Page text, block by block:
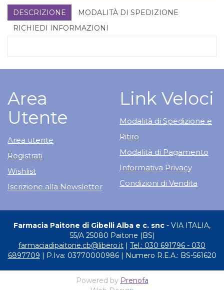
DESCRIZIONE
MODALITÀ DI SPEDIZIONE
RICHIEDI INFORMAZIONI
Area
Utente
Area utente
Registrati
Wishlist
Iscrizione alla Newsletter
Link Veloci
Modalità di Spedizione e
Ritiro
Modalità di Pagamento
Informativa Privacy
Condizioni di Vendita
Farmacia Paitone di Gibelli Alba e c. snc - VIA ITALIA,
55/A 25080 Paitone (BS)
farmaciadipaitone.cb@libero.it
Tel.: 030 691796 - 030
6897709 | P.Iva: 03770000986 | Numero R.E.A.: BS-561620
Powered by Prenofa